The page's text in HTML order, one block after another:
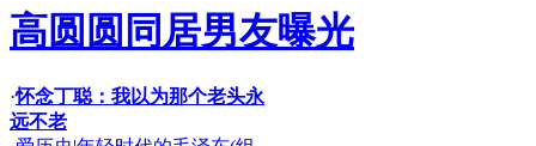
高圆圆同居男友曝光
·怀念丁聪：我以为那个老头永
远不老